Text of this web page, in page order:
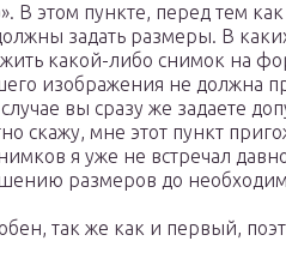
В этом пункте, перед тем
задать размеры. В
какой-либо снимок на
изображения не должна
вы сразу же задаете
скажу, мне этот пункт
я уже не встречал
размеров до
так же как и первый,